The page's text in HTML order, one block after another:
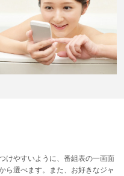
けやすいように、番組表の一画面
ら選べます。また、お好きなジャ